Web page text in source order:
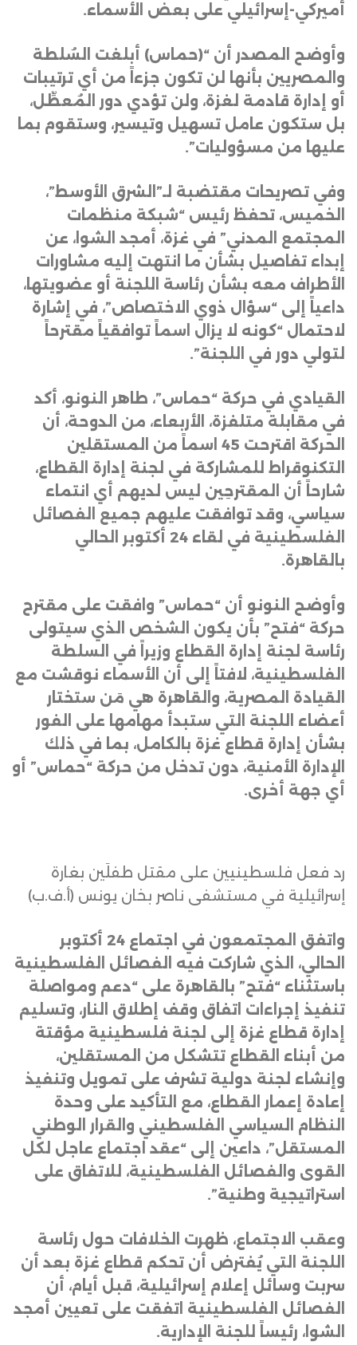
أميركي-إسرائيلي على بعض الأسماء.
وأوضح المصدر أن “(حماس) أبلغت السُلطة
والمصريين بأنها لن تكون جزءاً من أي ترتيبات
أو إدارة قادمة لغزة، ولن تؤدي دور المُعطِّل،
بل ستكون عامل تسهيل وتيسير، وستقوم بما
عليها من مسؤوليات”.
وفي تصريحات مقتضبة لـ”الشرق الأوسط”،
الخميس، تحفظ رئيس “شبكة منظمات
المجتمع المدني” في غزة، أمجد الشوا، عن
إبداء تفاصيل بشأن ما انتهت إليه مشاورات
الأطراف معه بشأن رئاسة اللجنة أو عضويتها،
داعياً إلى “سؤال ذوي الاختصاص”، في إشارة
لاحتمال “كونه لا يزال اسماً توافقياً مقترحاً
لتولي دور في اللجنة”.
القيادي في حركة “حماس”، طاهر النونو، أكد
في مقابلة متلفزة، الأربعاء، من الدوحة، أن
الحركة اقترحت 45 اسماً من المستقلين
التكنوقراط للمشاركة في لجنة إدارة القطاع،
شارحاً أن المقترحِين ليس لديهم أي انتماء
سياسي، وقد توافقت عليهم جميع الفصائل
الفلسطينية في لقاء 24 أكتوبر الحالي
بالقاهرة.
وأوضح النونو أن “حماس” وافقت على مقترح
حركة “فتح” بأن يكون الشخص الذي سيتولى
رئاسة لجنة إدارة القطاع وزيراً في السلطة
الفلسطينية، لافتاً إلى أن الأسماء نوقشت مع
القيادة المصرية، والقاهرة هي مَن ستختار
أعضاء اللجنة التي ستبدأ مهامها على الفور
بشأن إدارة قطاع غزة بالكامل، بما في ذلك
الإدارة الأمنية، دون تدخل من حركة “حماس” أو
أي جهة أخرى.
رد فعل فلسطينيين على مقتل طفلَين بغارة
إسرائيلية في مستشفى ناصر بخان يونس (أ.ف.ب)
واتفق المجتمعون في اجتماع 24 أكتوبر
الحالي، الذي شاركت فيه الفصائل الفلسطينية
باستثناء “فتح” بالقاهرة على “دعم ومواصلة
تنفيذ إجراءات اتفاق وقف إطلاق النار، وتسليم
إدارة قطاع غزة إلى لجنة فلسطينية مؤقتة
من أبناء القطاع تتشكل من المستقلين،
وإنشاء لجنة دولية تشرف على تمويل وتنفيذ
إعادة إعمار القطاع، مع التأكيد على وحدة
النظام السياسي الفلسطيني والقرار الوطني
المستقل”، داعين إلى “عقد اجتماع عاجل لكل
القوى والفصائل الفلسطينية، للاتفاق على
استراتيجية وطنية”.
وعقب الاجتماع، ظهرت الخلافات حول رئاسة
اللجنة التي يُفترض أن تحكم قطاع غزة بعد أن
سربت وسائل إعلام إسرائيلية، قبل أيام، أن
الفصائل الفلسطينية اتفقت على تعيين أمجد
الشوا، رئيساً للجنة الإدارية.